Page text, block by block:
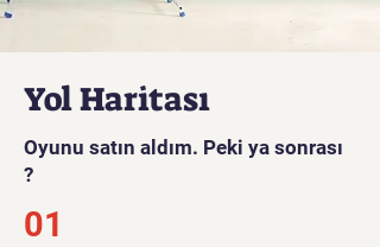
Yol Haritası
Oyunu satın aldım. Peki ya sonrası
?
01